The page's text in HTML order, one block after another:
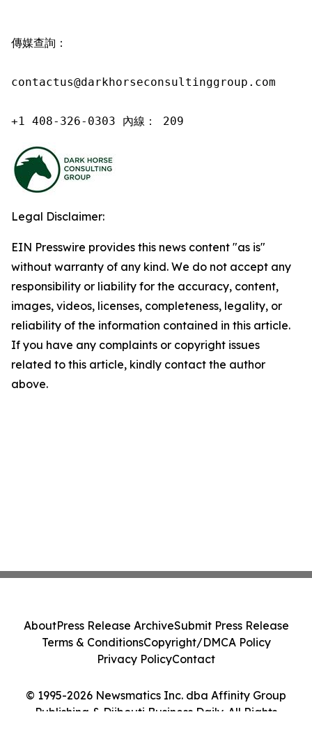
傳媒查詢：
contactus@darkhorseconsultinggroup.com
+1 408-326-0303 內線： 209
Legal Disclaimer:
EIN Presswire provides this news content "as is"
without warranty of any kind. We do not accept any
responsibility or liability for the accuracy, content,
images, videos, licenses, completeness, legality, or
reliability of the information contained in this article.
If you have any complaints or copyright issues
related to this article, kindly contact the author
above.
© 1995-2026 Newsmatics Inc. dba Affinity Group
Publishing & Djibouti Business Daily. All Rights
AboutPress Release ArchiveSubmit Press Release
Terms & ConditionsCopyright/DMCA Policy
Privacy PolicyContact